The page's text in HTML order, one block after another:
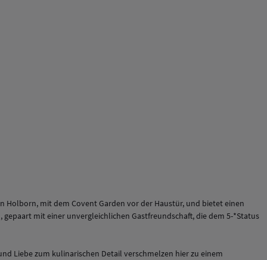
Holborn, mit dem Covent Garden vor der Haustür, und bietet einen
mit einer unvergleichlichen Gastfreundschaft, die dem 5-*Status
Liebe zum kulinarischen Detail verschmelzen hier zu einem